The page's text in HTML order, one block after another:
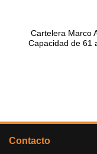
Cartelera Marco
Capacidad de 61
Contacto